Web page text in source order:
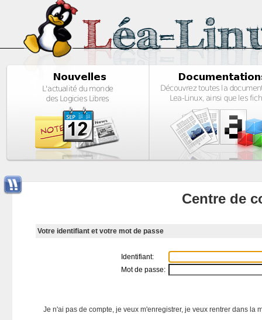
Centre de
Votre identifiant et votre mot de passe
Identifiant:
Mot de passe:
Je n'ai pas de compte, je veux m'enregistrer, je veux rentrer dans la